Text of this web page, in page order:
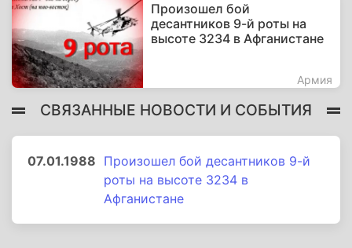
Произошел бой
десантников 9-й роты на
высоте 3234 в Афганистане
Армия
СВЯЗАННЫЕ НОВОСТИ И СОБЫТИЯ
07.01.1988 Произошел бой десантников 9-й
роты на высоте 3234 в
Афганистане